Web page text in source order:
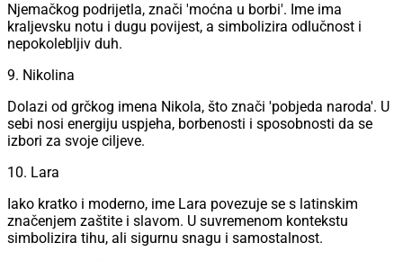
Njemačkog podrijetla, znači 'moćna u borbi'. Ime ima
kraljevsku notu i dugu povijest, a simbolizira odlučnost i
nepokolebljiv duh.
9. Nikolina
Dolazi od grčkog imena Nikola, što znači 'pobjeda naroda'. U
sebi nosi energiju uspjeha, borbenosti i sposobnosti da se
izbori za svoje ciljeve.
10. Lara
Iako kratko i moderno, ime Lara povezuje se s latinskim
značenjem zaštite i slavom. U suvremenom kontekstu
simbolizira tihu, ali sigurnu snagu i samostalnost.